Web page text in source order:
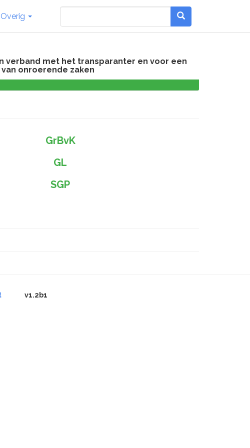
Overig
verband met het transparanter en voor een
onroerende zaken
GrBvK
GL
SGP
v1.2b1